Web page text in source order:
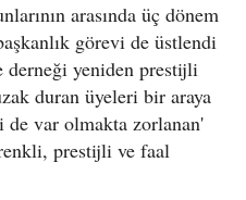
arasında üç dönem
görevi de üstlendi
derneği yeniden prestijli
duran üyeleri bir araya
de var olmakta zorlanan'
prestijli ve faal